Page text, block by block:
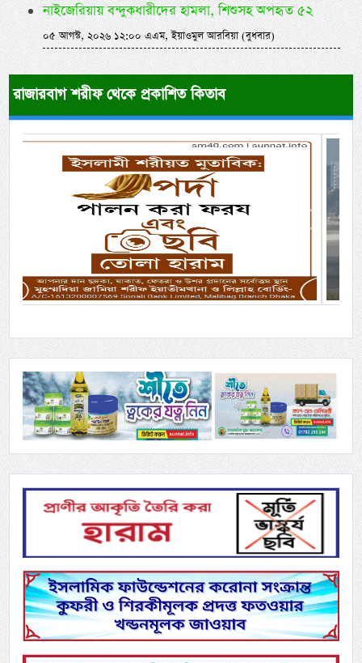
নাইজেরিয়ায় বন্দুকধারীদের হামলা, শিশুসহ অপহৃত ৫২
০৫ আগস্ট, ২০২৬ ১২:০০ এএম, ইয়াওমুল আরবিয়া (বুধবার)
রাজারবাগ শরীফ থেকে প্রকাশিত কিতাব
Next